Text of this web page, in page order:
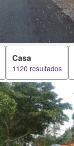
Casa
1120 resultados